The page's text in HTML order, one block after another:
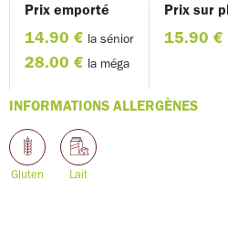
Prix emporté
14.90 € la sénior
28.00 € la méga
Prix sur
15.90 €
INFORMATIONS ALLERGÈNES
Gluten Lait